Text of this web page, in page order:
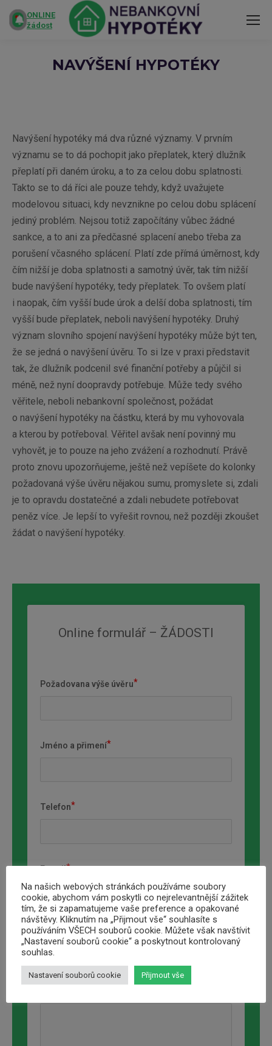
ONLINE
žádost
NAVÝŠENÍ HYPOTÉKY
Navýšení hypotéky má dva různé významy. V prvním
významu se to dá pochopit jako přeplatek, který dlužník
přeplatí při daném úroku, a to za celou dobu splatnosti.
Takto se to dá říci ale pouze tehdy, když uvažujete
modelovou situaci, kdy nevznikne po celou dobu splácení
jediný problém. Nejsou totiž započítány vůbec žádné
sankce, a to ani za předčasné splacení anebo třeba za
porušení včasného splácení. Platí zde přímá úměrnost, kdy
čím nižší je doba splatnosti a samotný úvěr, tak tím nižší
bude navýšení hypotéky, tedy přeplatek. To ovšem platí
i naopak, čím vyšší bude úrok a delší doba splatnosti, tím
vyšší bude přeplatek, neboli navýšení hypotéky. Druhý
význam slovního spojení navýšení hypotéky může být ten,
že se jedná o navýšení úvěru. To si lze v praxi představit
tak, že dlužník podcenil své finanční potřeby a půjčil si
méně, než nyní doopravdy potřebuje. Může tedy svého
věřitele, neboli nebankovní společnost, požádat
o navýšení hypotéky na částku, která by mu vyhovovala
a kterou by potřeboval. Věřitel avšak není povinný mu
vyhovět, je to pouze na jeho zvážení a rozhodnutí. Právě
proto znovu upozorňujeme, ještě než vepíšete do kolonky
požadovaná výše úvěru nějakou sumu, promyslete si, zdali
je to opravdu dostatečné a zdali nebudete potřebovat
peněz více. Je lepší to vyřešit rovnou, než později zkoušet
žádat o navýšení hypotéky.
Online formulář – ŽÁDOSTI
Požadovana výše úvěru
Jméno a přimení
Telefon
E-mail
email
Adresa nemovitosti
Na našich webových stránkách používáme soubory
cookie, abychom vám poskytli co nejrelevantnější zážitek
tím, že si zapamatujeme vaše preference a opakované
návštěvy. Kliknutím na „Přijmout vše“ souhlasíte s
používáním VŠECH souborů cookie. Můžete však navštívit
„Nastavení souborů cookie“ a poskytnout kontrolovaný
souhlas.
Nastavení souborů cookie Přijmout vše